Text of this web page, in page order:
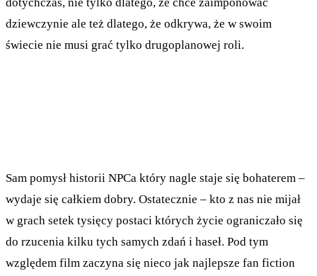
dziewczynie ale też dlatego, że odkrywa, że w swoim
świecie nie musi grać tylko drugoplanowej roli.
Sam pomysł historii NPCa który nagle staje się bohaterem –
wydaje się całkiem dobry. Ostatecznie – kto z nas nie mijał
w grach setek tysięcy postaci których życie ograniczało się
do rzucenia kilku tych samych zdań i haseł. Pod tym
względem film zaczyna się nieco jak najlepsze fan fiction